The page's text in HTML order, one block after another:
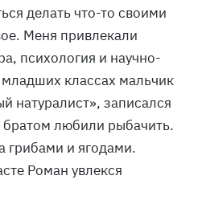
делать что-то своими
Меня привлекали
психология и научно-
классах мальчик
натуралист», записался
братом любили рыбачить.
грибами и ягодами.
Роман увлекся